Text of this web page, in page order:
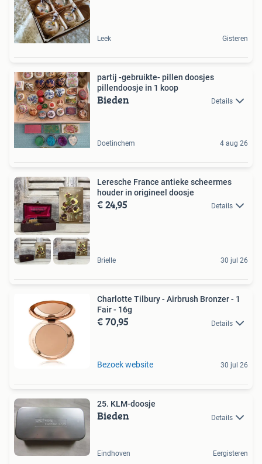
Leek Gisteren
partij -gebruikte- pillen doosjes
pillendoosje in 1 koop
Bieden Details
Doetinchem 4 aug 26
Leresche France antieke scheermes
houder in origineel doosje
€ 24,95 Details
Brielle 30 jul 26
Charlotte Tilbury - Airbrush Bronzer - 1
Fair - 16g
€ 70,95 Details
Bezoek website 30 jul 26
25. KLM-doosje
Bieden Details
Eindhoven Eergisteren